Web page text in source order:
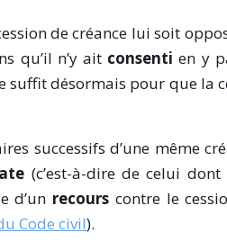
de créance lui soit
qu’il n’y ait consenti en y
suffit désormais pour que la
successifs d’une même
(c’est-à-dire de celui
d’un recours contre le
Code civil).